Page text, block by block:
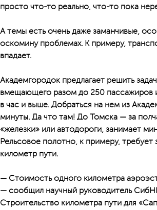
просто что-то реально, что-то пока
А темы есть очень даже заманчивые,
оскомину проблемах. К примеру,
впадает.
Академгородок предлагает решить
вмещающего разом до 250 пассажиров
в час и выше. Добраться на нем из
минуты. Да что там! До Томска — за
«железки» или автодороги, занимает
Рельсовое полотно, к примеру,
километр пути.
— Стоимость одного километра
— сообщил научный руководитель
Строительство километра пути для